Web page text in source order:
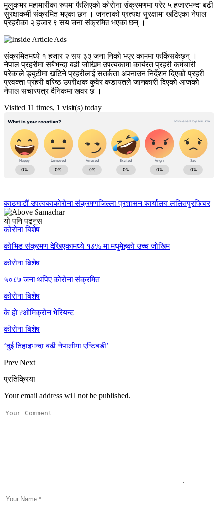
मुलुकभर महामारीका रुपमा फैलिएको कोरोना संक्रमणमा परेर ५ हजारभन्दा बढी
सुरक्षाकर्मी संक्रमित भएका छन । जनताको प्रत्यक्ष सुरक्षामा खटिएका नेपाल
प्रहरीका २ हजार ९ सय जना संक्रमित भएका छन् ।
संक्रमितमध्ये १ हजार २ सय ३३ जना निको भएर काममा फर्किसकेछन् ।
नेपाल प्रहरीमा सबैभन्दा बढी जोखिम उपत्यकामा कार्यरत प्रहरी कर्मचारी
परेकाले ड्युटीमा खटिने प्रहरीलाई सतर्कता अपनाउन निर्देशन दिएको प्रहरी
प्रवक्ता प्रहरी वरिष्ठ उपरीक्षक कुवेर कडायतले जानकारी दिएको आजको
नेपाल सचारपत्र दैनिकमा खवर छ ।
Visited 11 times, 1 visit(s) today
काठमाडौं उपत्यकाकोरोना संक्रमणजिल्ला प्रशासन कार्यालय ललितपुरफिचर
यो पनि पढ्नुस
कोरोना बिशेष
कोभिड संक्रमण देखिएकामध्ये १७% मा मधुमेहको उच्च जोखिम
कोरोना बिशेष
५०८७ जना थपिए कोरोना संक्रमित
कोरोना बिशेष
के हाे ?ओमिक्रोन भेरियन्ट
कोरोना बिशेष
‘दुई तिहाइभन्दा बढी नेपालीमा एन्टिबडी’
Prev Next
प्रतिक्रिया
Your email address will not be published.